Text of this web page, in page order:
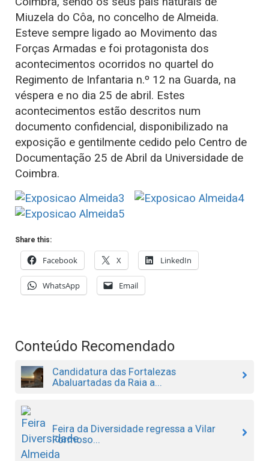
Miuzela do Côa, no concelho de Almeida.
Esteve sempre ligado ao Movimento das
Forças Armadas e foi protagonista dos
acontecimentos ocorridos no quartel do
Regimento de Infantaria n.º 12 na Guarda, na
véspera e no dia 25 de abril. Estes
acontecimentos estão descritos num
documento confidencial, disponibilizado na
exposição e gentilmente cedido pelo Centro de
Documentação 25 de Abril da Universidade de
Coimbra.
Share this:
Facebook X LinkedIn
WhatsApp Email
Conteúdo Recomendado
Candidatura das Fortalezas
Abaluartadas da Raia a...
Feira da Diversidade regressa a Vilar
Formoso...